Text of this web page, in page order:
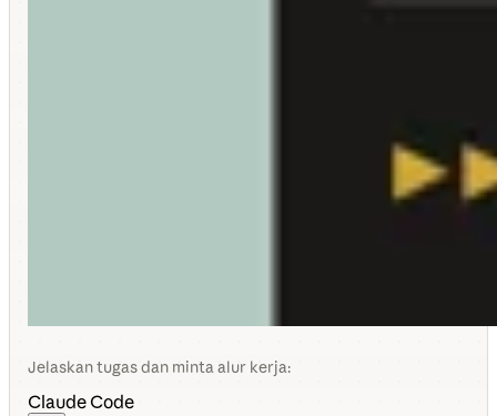
Jelaskan tugas dan minta alur kerja:
Claude Code